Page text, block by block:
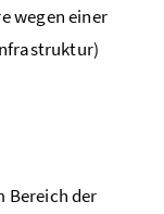
wegen einer
Bereich der